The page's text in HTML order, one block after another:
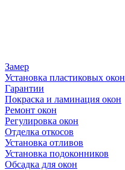
Замер
Установка пластиковых окон
Гарантии
Покраска и ламинация окон
Ремонт окон
Регулировка окон
Отделка откосов
Установка отливов
Установка подоконников
Обсадка для окон